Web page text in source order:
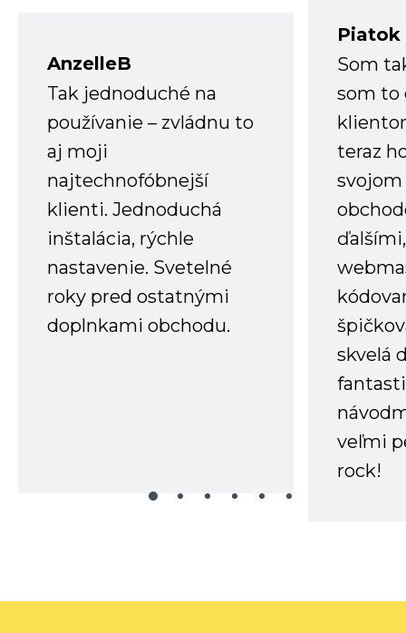
AnzelleB
Tak jednoduché na
používanie – zvládnu to
aj moji
najtechnofóbnejší
klienti. Jednoduchá
inštalácia, rýchle
nastavenie. Svetelné
roky pred ostatnými
doplnkami obchodu.
Piatok
Som
som to
teraz
skvelá
veľmi
rock!